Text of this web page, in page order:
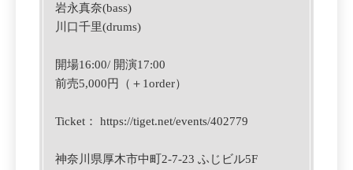
岩永真奈(bass)
川口千里(drums)
開場16:00/ 開演17:00
前売5,000円（＋1order）
Ticket： https://tiget.net/events/402779
神奈川県厚木市中町2-7-23 ふじビル5F